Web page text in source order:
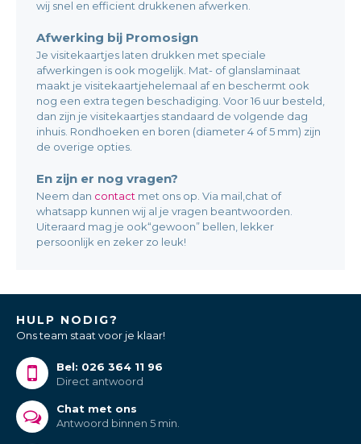
wij snel en efficient drukkenen afwerken.
Afwerking bij Promosign
Je visitekaartjes laten drukken met speciale
afwerkingen is ook mogelijk. Mat- of glanslaminaat
maakt je visitekaartjehelemaal af en beschermt ook
nog een extra tegen beschadiging. Voor 16 uur besteld,
dan zijn je visitekaartjes standaard de volgende dag
inhuis. Rondhoeken en boren (diameter 4 of 5 mm) zijn
de overige opties.
En zijn er nog vragen?
Neem dan contact met ons op. Via mail,chat of
whatsapp kunnen wij al je vragen beantwoorden.
Uiteraard mag je ook“gewoon” bellen, lekker
persoonlijk en zeker zo leuk!
HULP NODIG?
Ons team staat voor je klaar!
Bel: 026 364 11 96
Direct antwoord
Chat met ons
Antwoord binnen 5 min.